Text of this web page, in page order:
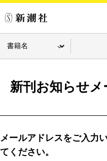
新刊お知らせメ
メールアドレスをご入力
てください。